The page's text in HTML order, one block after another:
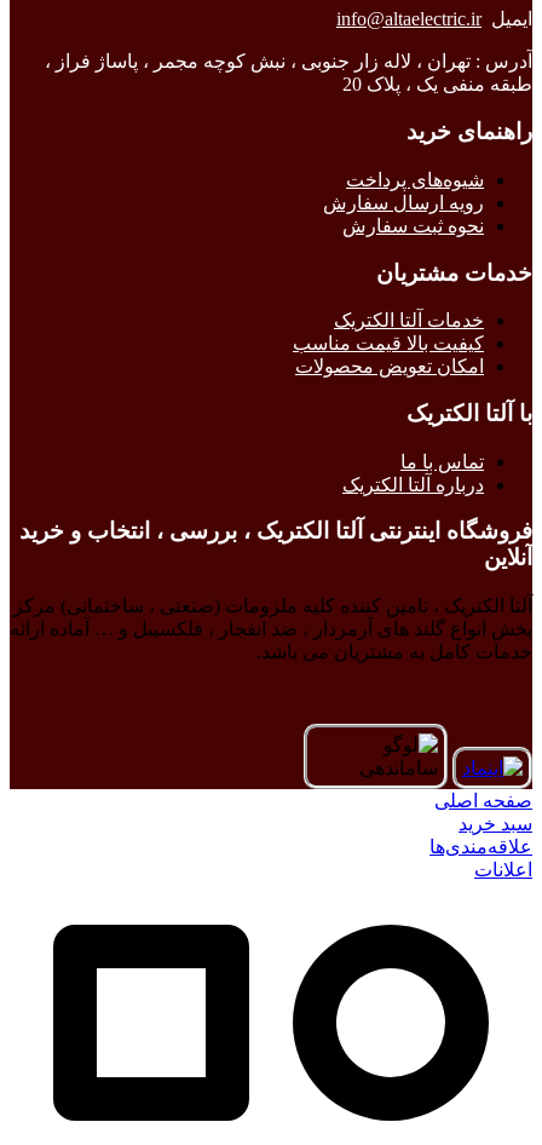
ایمیلinfo@altaelectric.ir
آدرس : تهران ، لاله زار جنوبی ، نبش کوچه مجمر ، پاساژ فراز ،
طبقه منفی یک ، پلاک 20
راهنمای خرید
شیوه‌های پرداخت
رویه ارسال سفارش
نحوه ثبت سفارش
خدمات مشتریان
خدمات آلتا الکتریک
کیفیت بالا قیمت مناسب
امکان تعویض محصولات
با آلتا الکتریک
تماس با ما
درباره آلتا الکتریک
فروشگاه اینترنتی آلتا الکتریک ، بررسی ، انتخاب و خرید
آنلاین
آلتا الکتریک ، تامین کننده کلیه ملزومات (صنعتی ، ساختمانی) مرکز
پخش انواع گلند های آرمردار ، ضد انفجار ، فلکسیبل و … آماده ارائه
خدمات کامل به مشتریان می باشد.
صفحه اصلی
سبد خرید
علاقه‌مندی‌ها
اعلانات